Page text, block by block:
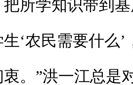
所学知识带到
‘农民需要什么
。”洪一江总是